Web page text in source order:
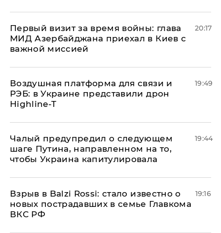
Первый визит за время войны: глава
МИД Азербайджана приехал в Киев с
важной миссией
20:17
Воздушная платформа для связи и
РЭБ: в Украине представили дрон
Highline-T
19:49
Чалый предупредил о следующем
шаге Путина, направленном на то,
чтобы Украина капитулировала
19:44
Взрыв в Balzi Rossi: стало известно о
новых пострадавших в семье Главкома
ВКС РФ
19:16